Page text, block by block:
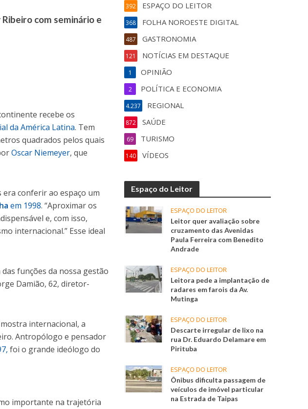
com seminário e
recebe os
da América Latina. Tem
quadrados pelos quais
Oscar Niemeyer, que
conferir ao espaço um
em 1998. “Aproximar os
e, com isso,
internacional.” Esse ideal
das funções da nossa gestão
Damião, 62, diretor-
internacional, a
Antropólogo e pensador
foi o grande ideólogo do
importante na trajetória
ESPAÇO DO LEITOR
392
FOLHA NOROESTE DIGITAL
368
GASTRONOMIA
487
NOTÍCIAS EM DESTAQUE
121
OPINIÃO
1
POLÍTICA E ECONOMIA
2
REGIONAL
4.237
SAÚDE
872
TURISMO
69
VÍDEOS
140
Espaço do Leitor
ESPAÇO DO LEITOR
Leitor quer avaliação sobre
cruzamento das Avenidas
Paula Ferreira com Benedito
Andrade
ESPAÇO DO LEITOR
Leitora pede a implantação de
radares em farois da Av.
Mutinga
ESPAÇO DO LEITOR
Descarte irregular de lixo na
rua Dr. Eduardo Delamare em
Pirituba
ESPAÇO DO LEITOR
Ônibus dificulta passagem de
veículos de imóvel particular
na Estrada de Taipas